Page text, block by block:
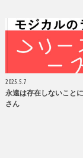
2025.5.7
永遠は存在しないこと
さん